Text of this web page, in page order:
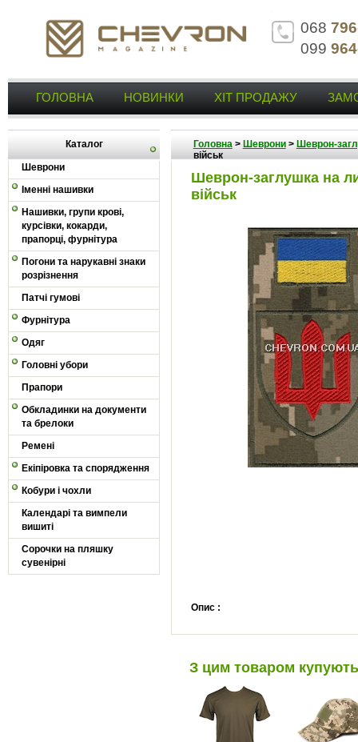
068
099
ГОЛОВНА НОВИНКИ ХІТ ПРОДАЖУ
Каталог
Шеврони
Іменні нашивки
Нашивки, групи крові,
курсівки, кокарди,
прапорці, фурнітура
Погони та нарукавні знаки
розрізнення
Патчі гумові
Фурнітура
Одяг
Головні убори
Прапори
Обкладинки на документи
та брелоки
Ремені
Екіпіровка та спорядження
Кобури і чохли
Календарі та вимпели
вишиті
Сорочки на пляшку
сувенірні
Головна> Шеврони> Шеврон-
військ
Шеврон-заглушка на
військ
Опис :
З цим товаром купують